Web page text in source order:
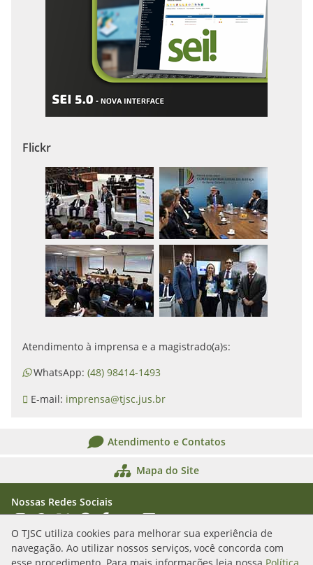
O TJSC utiliza cookies para melhorar sua experiência de
navegação. Ao utilizar nossos serviços, você concorda com
Flickr
Atendimento à imprensa e a magistrado(a)s:
WhatsApp: (48) 98414-1493
E-mail: imprensa@tjsc.jus.br
Atendimento e Contatos
Mapa do Site
Nossas Redes Sociais
Acessar Instagram
Acessar WhatsApp
Acessar XAcessar Threads
Acessar Facebook
Acessar YouTube
Acessar Flickr
Acessar SoundCloud
Rua Álvaro Millen da Silveira, n. 208